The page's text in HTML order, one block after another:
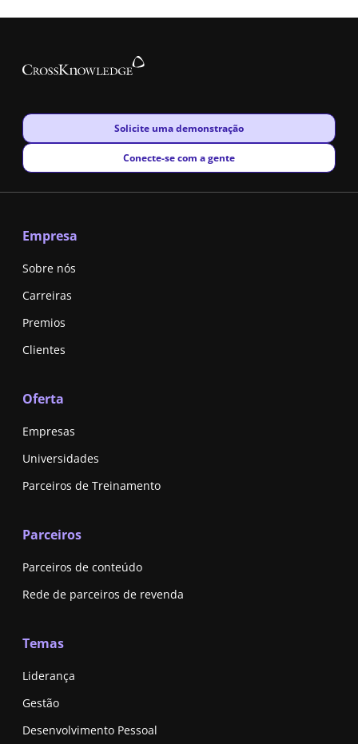
New window
Solicite uma demonstração
New window
Conecte-se com a gente
Empresa
Sobre nós
Carreiras
Premios
Clientes
Oferta
Empresas
Universidades
Parceiros de Treinamento
Parceiros
Parceiros de conteúdo
Rede de parceiros de revenda
Temas
Liderança
Gestão
Desenvolvimento Pessoal